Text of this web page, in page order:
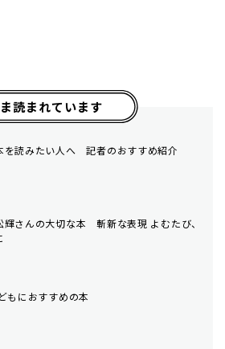
読まれています
を読みたい人へ 記者のおすすめ紹介
輝さんの大切な本 斬新な表現 よむたび、
もにおすすめの本